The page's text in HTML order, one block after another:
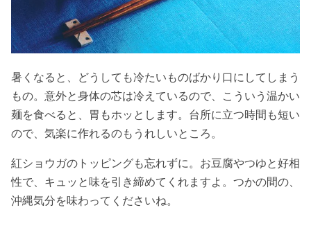
暑くなると、どうしても冷たいものばかり口にしてしまう
もの。意外と身体の芯は冷えているので、こういう温かい
麺を食べると、胃もホッとします。台所に立つ時間も短い
ので、気楽に作れるのもうれしいところ。
紅ショウガのトッピングも忘れずに。お豆腐やつゆと好相
性で、キュッと味を引き締めてくれますよ。つかの間の、
沖縄気分を味わってくださいね。